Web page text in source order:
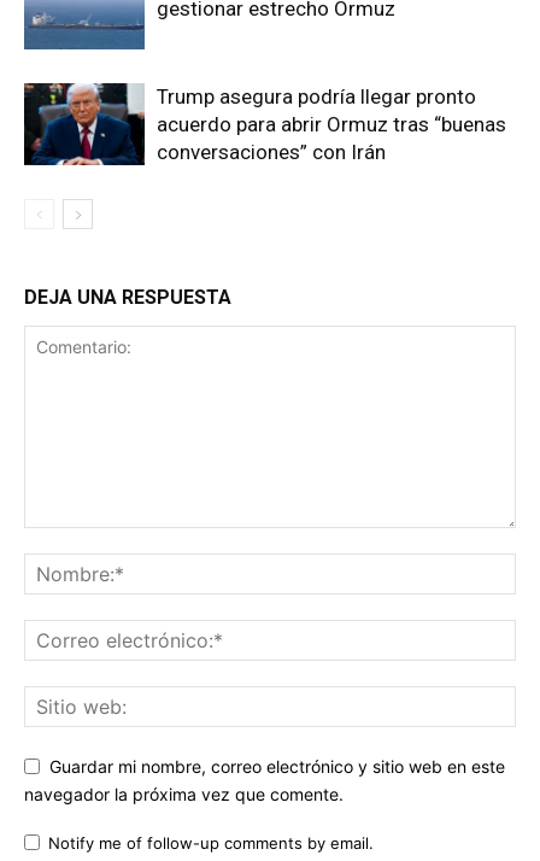
gestionar estrecho Ormuz
Trump asegura podría llegar pronto
acuerdo para abrir Ormuz tras “buenas
conversaciones” con Irán
DEJA UNA RESPUESTA
Guardar mi nombre, correo electrónico y sitio web en este
navegador la próxima vez que comente.
Notify me of follow-up comments by email.